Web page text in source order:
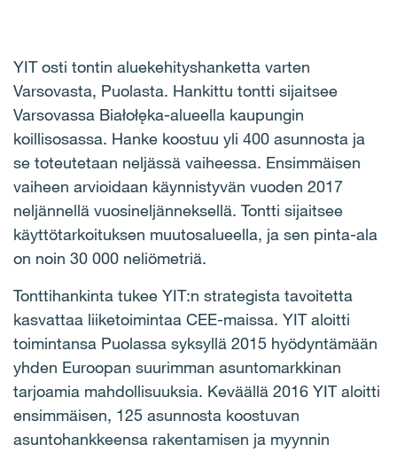
YIT osti tontin aluekehityshanketta varten
Varsovasta, Puolasta. Hankittu tontti sijaitsee
Varsovassa Białołęka-alueella kaupungin
koillisosassa. Hanke koostuu yli 400 asunnosta ja
se toteutetaan neljässä vaiheessa. Ensimmäisen
vaiheen arvioidaan käynnistyvän vuoden 2017
neljännellä vuosineljänneksellä. Tontti sijaitsee
käyttötarkoituksen muutosalueella, ja sen pinta-ala
on noin 30 000 neliömetriä.
Tonttihankinta tukee YIT:n strategista tavoitetta
kasvattaa liiketoimintaa CEE-maissa. YIT aloitti
toimintansa Puolassa syksyllä 2015 hyödyntämään
yhden Euroopan suurimman asuntomarkkinan
tarjoamia mahdollisuuksia. Keväällä 2016 YIT aloitti
ensimmäisen, 125 asunnosta koostuvan
asuntohankkeensa rakentamisen ja myynnin